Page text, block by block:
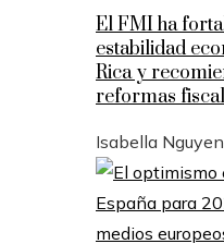
El FMI ha
estabilidad
Rica y
reformas
Isabella Nguyen